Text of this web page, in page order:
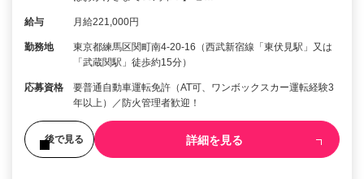
給与 月給221,000円
勤務地
東京都練馬区関町南4-20-16（西武新宿線「東伏見駅」又は
「武蔵関駅」徒歩約15分）
応募資格
要普通自動車運転免許（AT可、ワンボックスカー運転経験3
年以上）／防火管理者歓迎！
後で見る 詳細を見る